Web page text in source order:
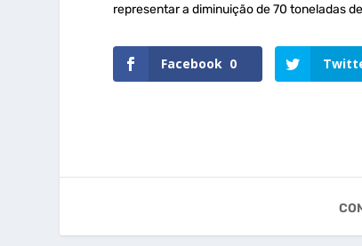
representar a diminuição de 70 toneladas
Facebook 0